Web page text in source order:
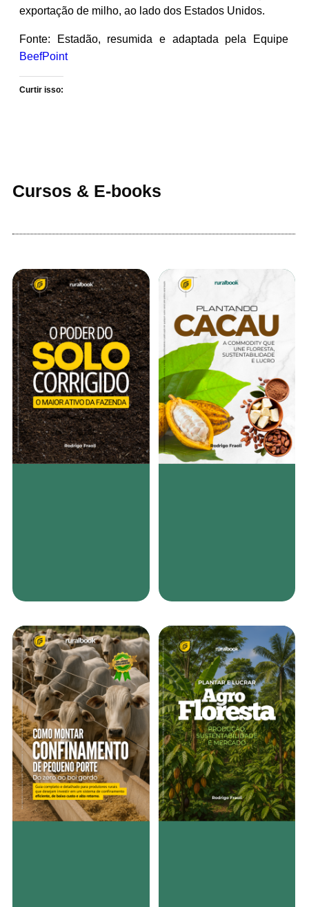
exportação de milho, ao lado dos Estados Unidos.
Fonte: Estadão, resumida e adaptada pela Equipe
BeefPoint
Curtir isso:
Cursos & E-books